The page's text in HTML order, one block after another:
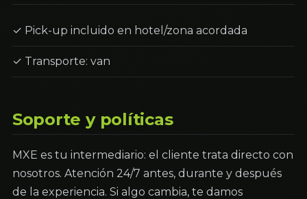
✓ Pick-up incluido en hotel/zona acordada
✓ Transporte: van
Soporte y políticas
MXE es tu intermediario: el cliente trata directo con
nosotros. Atención 24/7 antes, durante y después
de la experiencia. Si algo cambia, te damos